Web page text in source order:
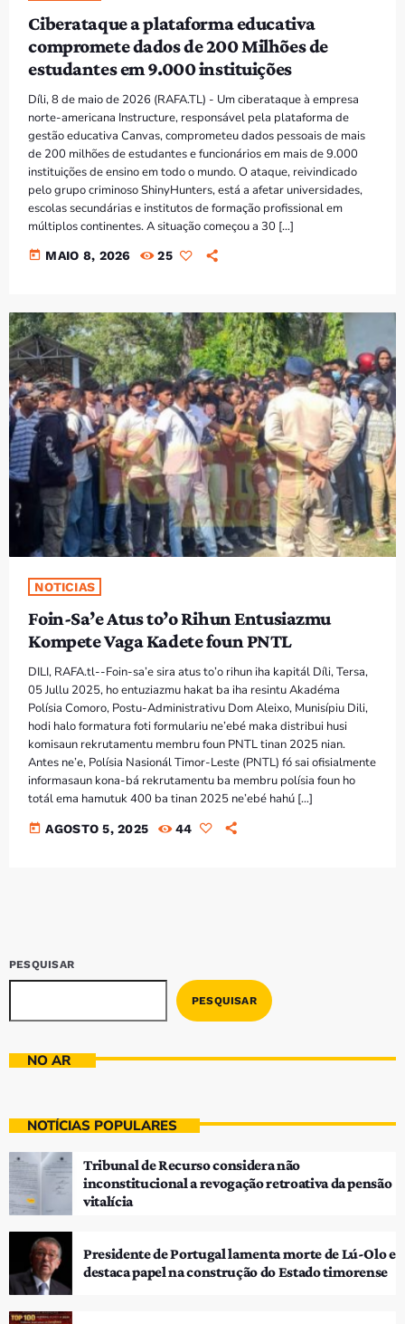
Ciberataque a plataforma educativa
compromete dados de 200 Milhões de
estudantes em 9.000 instituições
Díli, 8 de maio de 2026 (RAFA.TL) - Um ciberataque à empresa
norte-americana Instructure, responsável pela plataforma de
gestão educativa Canvas, comprometeu dados pessoais de mais
de 200 milhões de estudantes e funcionários em mais de 9.000
instituições de ensino em todo o mundo. O ataque, reivindicado
pelo grupo criminoso ShinyHunters, está a afetar universidades,
escolas secundárias e institutos de formação profissional em
múltiplos continentes. A situação começou a 30 […]
today MAIO 8, 2026 25
NOTICIAS
Foin-Sa’e Atus to’o Rihun Entusiazmu
Kompete Vaga Kadete foun PNTL
DILI, RAFA.tl--Foin-sa’e sira atus to’o rihun iha kapitál Díli, Tersa,
05 Jullu 2025, ho entuziazmu hakat ba iha resintu Akadéma
Polísia Comoro, Postu-Administrativu Dom Aleixo, Munisípiu Dili,
hodi halo formatura foti formulariu ne’ebé maka distribui husi
komisaun rekrutamentu membru foun PNTL tinan 2025 nian.
Antes ne’e, Polísia Nasionál Timor-Leste (PNTL) fó sai ofisialmente
informasaun kona-bá rekrutamentu ba membru polísia foun ho
totál ema hamutuk 400 ba tinan 2025 ne’ebé hahú […]
today AGOSTO 5, 2025 44
PESQUISAR
PESQUISAR
NO AR
NOTÍCIAS POPULARES
Tribunal de Recurso considera não
inconstitucional a revogação retroativa da pensão
vitalícia
Presidente de Portugal lamenta morte de Lú-Olo e
destaca papel na construção do Estado timorense